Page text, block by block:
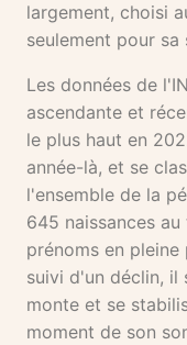
largement, choisi
seulement pour
Les données de
ascendante et
le plus haut en
année-là, et se
l'ensemble de la
645 naissances
prénoms en
suivi d'un déclin,
monte et se
moment de son